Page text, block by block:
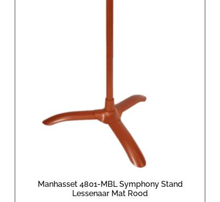
Manhasset 4801-MBL Symphony Stand
Lessenaar Mat Rood